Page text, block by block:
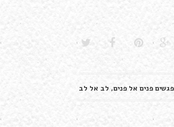
פנים אל פנים, לב אל לב